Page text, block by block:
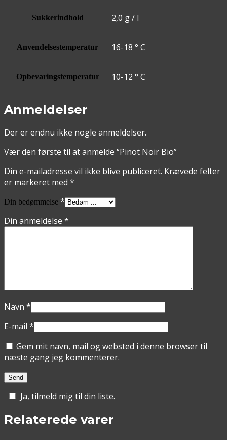
Sukkerindhold 2,0 g / l
Anvendelsestemperatur 16-18 ° C
Opbevaringstemperatur 10-12 ° C
Anmeldelser
Der er endnu ikke nogle anmeldelser.
Vær den første til at anmelde “Pinot Noir Bio”
Din e-mailadresse vil ikke blive publiceret. Krævede felter
er markeret med *
Din bedømmelse *
Din anmeldelse *
Navn *
E-mail *
Gem mit navn, mail og websted i denne browser til
næste gang jeg kommenterer.
Ja, tilmeld mig til din liste.
Relaterede varer